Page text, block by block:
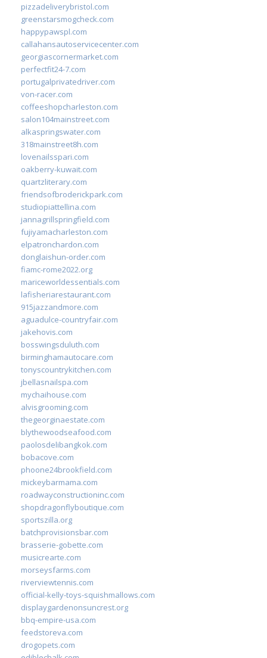
pizzadeliverybristol.com
greenstarsmogcheck.com
happypawspl.com
callahansautoservicecenter.com
georgiascornermarket.com
perfectfit24-7.com
portugalprivatedriver.com
von-racer.com
coffeeshopcharleston.com
salon104mainstreet.com
alkaspringswater.com
318mainstreet8h.com
lovenailsspari.com
oakberry-kuwait.com
quartzliterary.com
friendsofbroderickpark.com
studiopiattellina.com
jannagrillspringfield.com
fujiyamacharleston.com
elpatronchardon.com
donglaishun-order.com
fiamc-rome2022.org
mariceworldessentials.com
lafisheriarestaurant.com
915jazzandmore.com
aguadulce-countryfair.com
jakehovis.com
bosswingsduluth.com
birminghamautocare.com
tonyscountrykitchen.com
jbellasnailspa.com
mychaihouse.com
alvisgrooming.com
thegeorginaestate.com
blythewoodseafood.com
paolosdelibangkok.com
bobacove.com
phoone24brookfield.com
mickeybarmama.com
roadwayconstructioninc.com
shopdragonflyboutique.com
sportszilla.org
batchprovisionsbar.com
brasserie-gobette.com
musicrearte.com
morseysfarms.com
riverviewtennis.com
official-kelly-toys-squishmallows.com
displaygardenonsuncrest.org
bbq-empire-usa.com
feedstoreva.com
drogopets.com